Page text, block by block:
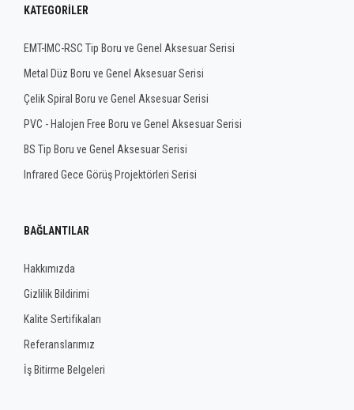
KATEGORILER
EMT-IMC-RSC Tip Boru ve Genel Aksesuar Serisi
Metal Düz Boru ve Genel Aksesuar Serisi
Çelik Spiral Boru ve Genel Aksesuar Serisi
PVC - Halojen Free Boru ve Genel Aksesuar Serisi
BS Tip Boru ve Genel Aksesuar Serisi
Infrared Gece Görüş Projektörleri Serisi
BAĞLANTILAR
Hakkımızda
Gizlilik Bildirimi
Kalite Sertifikaları
Referanslarımız
İş Bitirme Belgeleri